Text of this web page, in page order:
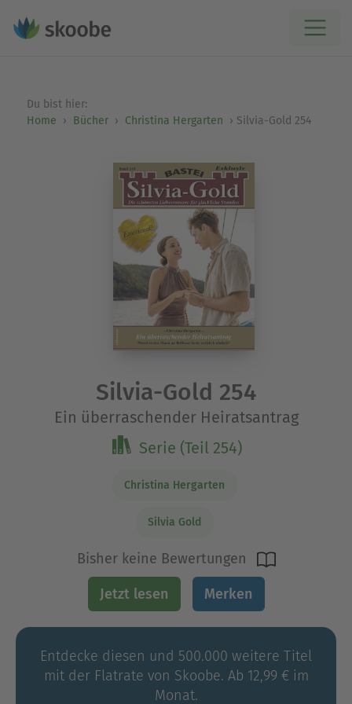
Du bist hier:
Home
Bücher Christina Hergarten Silvia-Gold 254
Silvia-Gold 254
Ein überraschender Heiratsantrag
Serie (Teil 254)
Christina Hergarten
Silvia Gold
Bisher keine Bewertungen
Jetzt lesen Merken
Entdecke diesen und 500.000 weitere Titel
mit der Flatrate von Skoobe. Ab 12,99 € im
Monat.